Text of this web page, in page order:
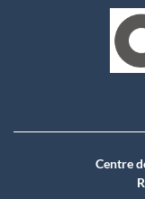
Centre